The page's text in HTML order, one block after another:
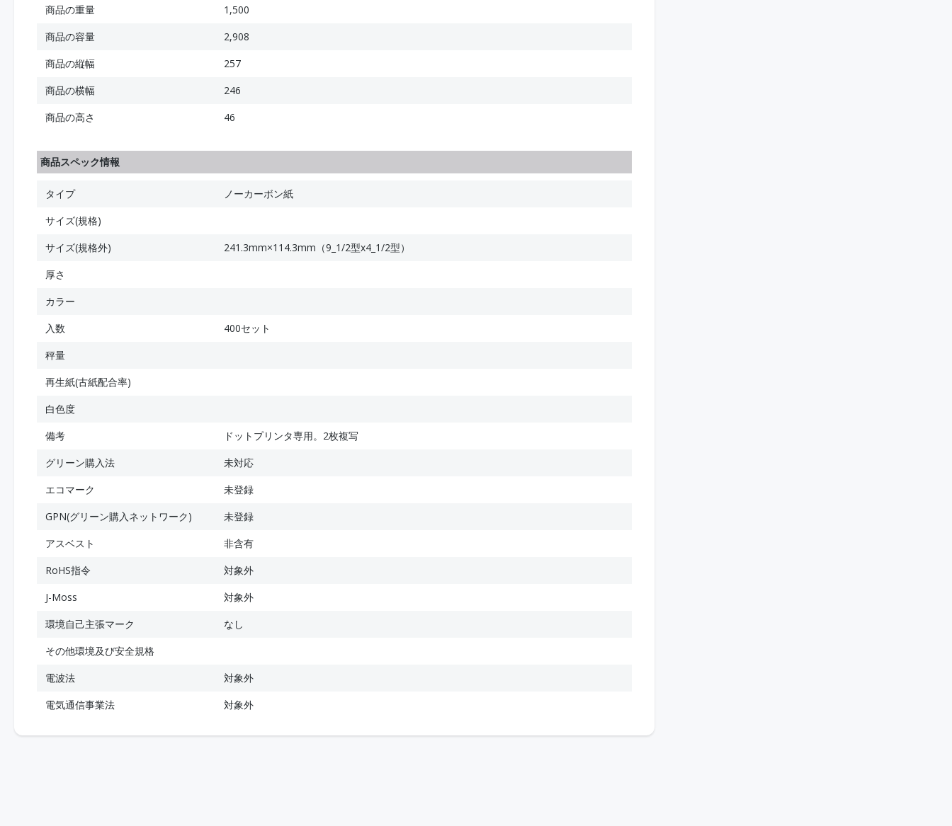
商品の重量
1,500
商品の容量
2,908
商品の縦幅
257
商品の横幅
246
商品の高さ
46
商品スペック情報
タイプ
ノーカーボン紙
サイズ(規格)
サイズ(規格外)
241.3mm×114.3mm（9_1/2型x4_1/2型）
厚さ
カラー
入数
400セット
秤量
再生紙(古紙配合率)
白色度
備考
ドットプリンタ専用。2枚複写
グリーン購入法
未対応
エコマーク
未登録
GPN(グリーン購入ネットワーク)
未登録
アスベスト
非含有
RoHS指令
対象外
J-Moss
対象外
環境自己主張マーク
なし
その他環境及び安全規格
電波法
対象外
電気通信事業法
対象外